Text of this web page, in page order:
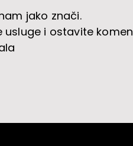
jako znači.
i ostavite